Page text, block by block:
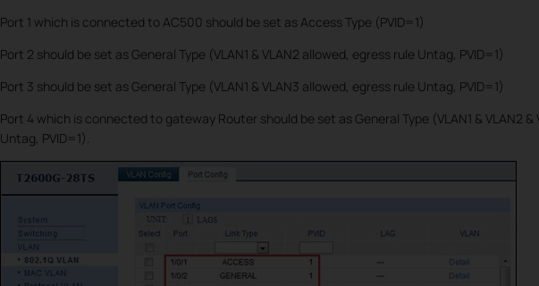
Port 1 which is connected to AC500 should be set as Access Type (PVID=1)
Port 2 should be set as General Type (VLAN1 & VLAN2 allowed, egress rule Untag, PVID=1)
Port 3 should be set as General Type (VLAN1 & VLAN3 allowed, egress rule Untag, PVID=1)
Port 4 which is connected to gateway Router should be set as General Type (VLAN1 & VLAN2 &
Untag, PVID=1).